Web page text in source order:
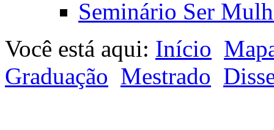
Seminário Ser
Você está aqui: Início
Graduação Mestrado